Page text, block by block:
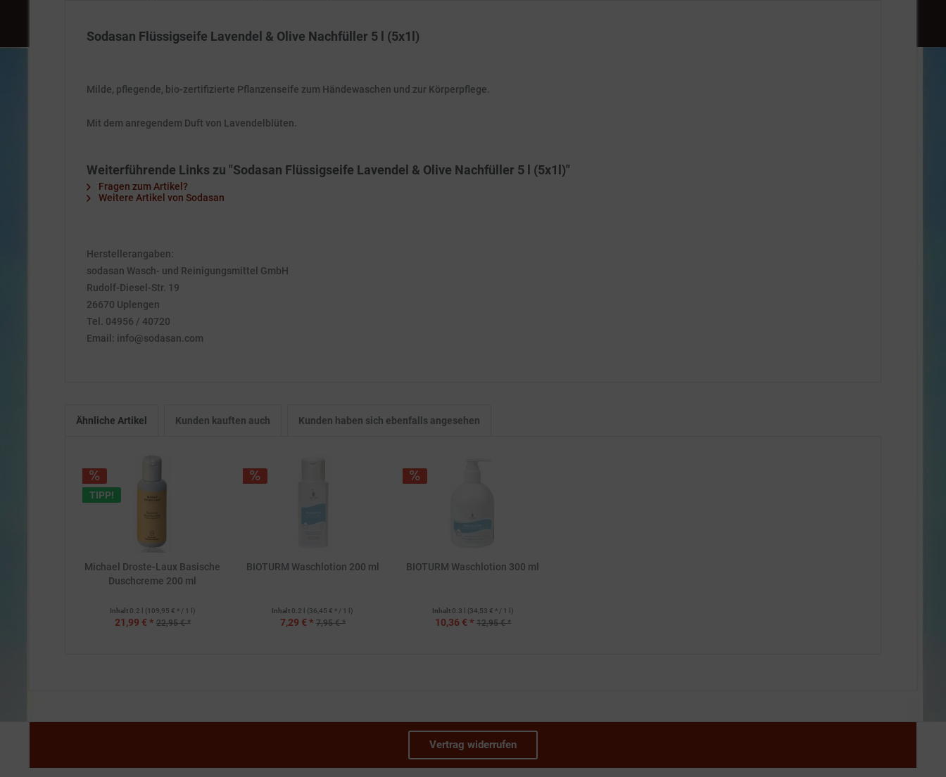
Sodasan Flüssigseife Lavendel & Olive Nachfüller 5 l (5x1l)
Milde, pflegende, bio-zertifizierte Pflanzenseife zum Händewaschen und zur Körperpflege.
Mit dem anregendem Duft von Lavendelblüten.
Weiterführende Links zu "Sodasan Flüssigseife Lavendel & Olive Nachfüller 5 l (5x1l)"
Fragen zum Artikel?
Weitere Artikel von Sodasan
Herstellerangaben:
sodasan Wasch- und Reinigungsmittel GmbH
Rudolf-Diesel-Str. 19
26670 Uplengen
Tel. 04956 / 40720
Email: info@sodasan.com
Ähnliche Artikel Kunden kauften auch Kunden haben sich ebenfalls angesehen
TIPP!
Michael Droste-Laux Basische
Duschcreme 200 ml
Inhalt 0.2 l (109,95 € * / 1 l)
21,99 € * 22,95 € *
BIOTURM Waschlotion 200 ml
Inhalt 0.2 l (36,45 € * / 1 l)
7,29 € * 7,95 € *
BIOTURM Waschlotion 300 ml
Inhalt 0.3 l (34,53 € * / 1 l)
10,36 € * 12,95 € *
Vertrag widerrufen